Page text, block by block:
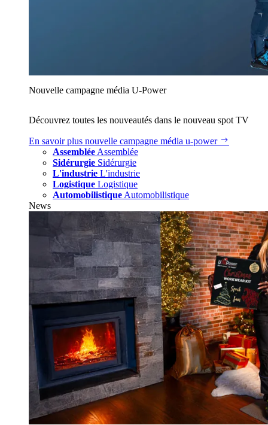
Nouvelle campagne média U‑Power
Découvrez toutes les nouveautés dans le nouveau spot TV
En savoir plus nouvelle campagne média u‑power
Assemblée Assemblée
Sidérurgie Sidérurgie
L'industrie L'industrie
Logistique Logistique
Automobilistique Automobilistique
News